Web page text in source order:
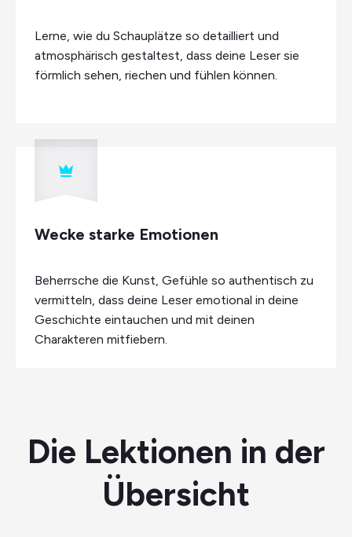
Lerne, wie du Schauplätze so detailliert und
atmosphärisch gestaltest, dass deine Leser sie
förmlich sehen, riechen und fühlen können.
Wecke starke Emotionen
Beherrsche die Kunst, Gefühle so authentisch zu
vermitteln, dass deine Leser emotional in deine
Geschichte eintauchen und mit deinen
Charakteren mitfiebern.
Die Lektionen in der
Übersicht